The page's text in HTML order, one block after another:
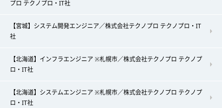
プロ テクノプロ・IT社
【宮城】システム開発エンジニア／株式会社テクノプロ テクノプロ・IT
社
【北海道】インフラエンジニア ※札幌市／株式会社テクノプロ テクノプ
ロ・IT社
【北海道】システムエンジニア ※札幌市／株式会社テクノプロ テクノプ
ロ・IT社